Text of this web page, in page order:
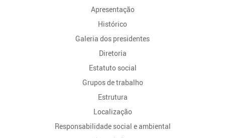
Apresentação
Histórico
Galeria dos presidentes
Diretoria
Estatuto social
Grupos de trabalho
Estrutura
Localização
Responsabilidade social e ambiental